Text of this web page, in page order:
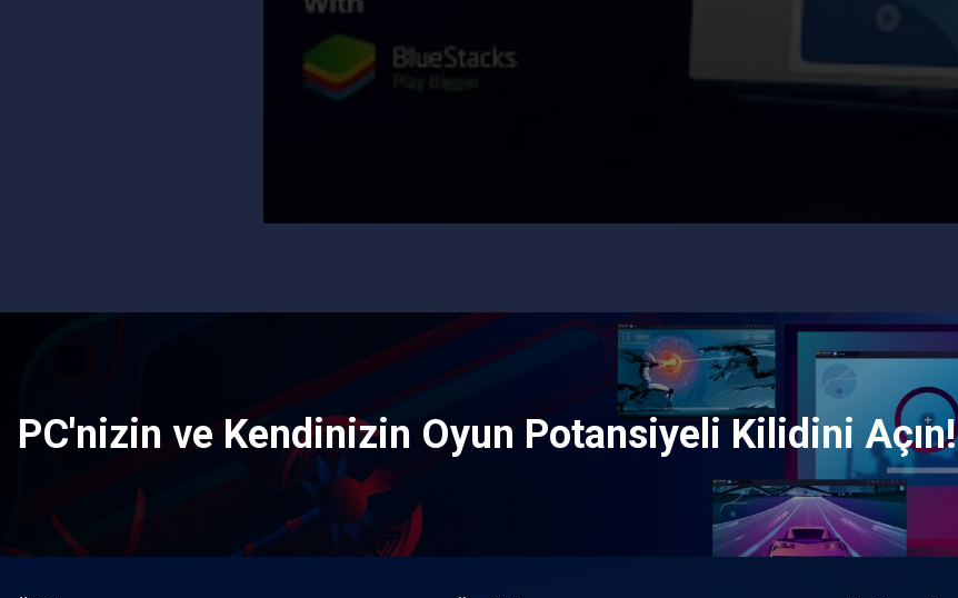
PC'nizin ve Kendinizin Oyun Potansiyeli Kilidini Açın!